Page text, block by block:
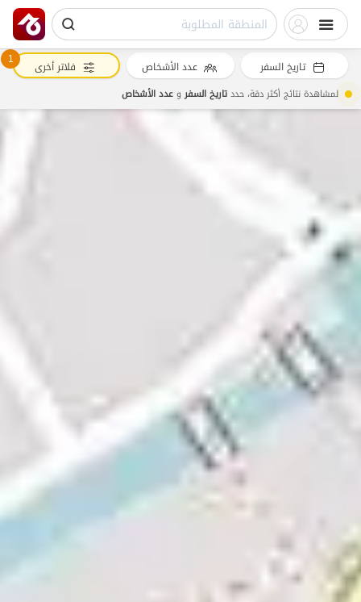
تاريخ السفر عدد الأشخاص 1 فلاتر أخرى
لمشاهدة نتائج أكثر دقة، حددتاريخ السفروعدد الأشخاص